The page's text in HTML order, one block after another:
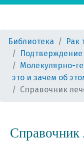
Библиотека
Рак
Молекулярно-
это и зачем об
Справочник
Справочник